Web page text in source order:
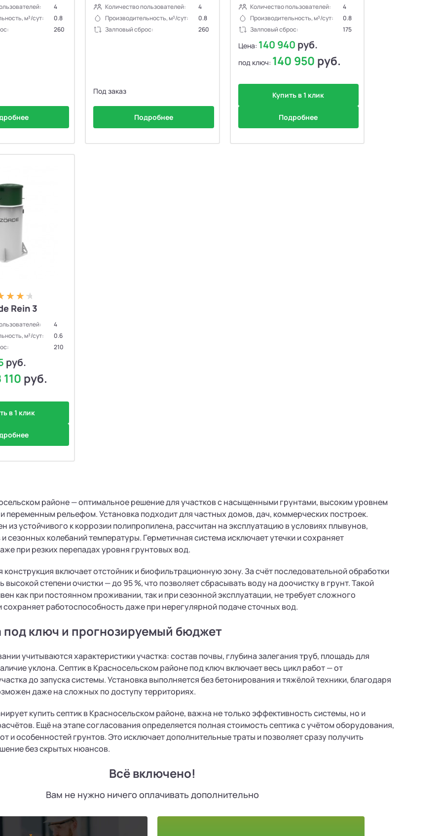
4
м³/сут:
0.8
260
Количество пользователей:
4
Производительность, м³/сут:
0.8
Залповый сброс:
260
Под заказ
Подробнее
Количество пользователей:
4
Производительность, м³/сут:
0.8
Залповый сброс:
175
Цена: 140 940 руб.
под ключ: 140 950 руб.
Купить в 1 клик
Подробнее
Rein 3
4
м³/сут:
0.6
210
руб.
110 руб.
в 1 клик
районе — оптимальное решение для участков с насыщенными грунтами, высоким уровнем
переменным рельефом. Установка подходит для частных домов, дач, коммерческих построек.
из устойчивого к коррозии полипропилена, рассчитан на эксплуатацию в условиях плывунов,
сезонных колебаний температуры. Герметичная система исключает утечки и сохраняет
при резких перепадах уровня грунтовых вод.
включает отстойник и биофильтрационную зону. За счёт последовательной обработки
высокой степени очистки — до 95 %, что позволяет сбрасывать воду на доочистку в грунт. Такой
как при постоянном проживании, так и при сезонной эксплуатации, не требует сложного
сохраняет работоспособность даже при нерегулярной подаче сточных вод.
под ключ и прогнозируемый бюджет
учитываются характеристики участка: состав почвы, глубина залегания труб, площадь для
уклона. Септик в Красносельском районе под ключ включает весь цикл работ — от
до запуска системы. Установка выполняется без бетонирования и тяжёлой техники, благодаря
даже на сложных по доступу территориях.
купить септик в Красносельском районе, важна не только эффективность системы, но и
Ещё на этапе согласования определяется полная стоимость септика с учётом оборудования,
и особенностей грунтов. Это исключает дополнительные траты и позволяет сразу получить
без скрытых нюансов.
Всё включено!
Вам не нужно ничего оплачивать дополнительно